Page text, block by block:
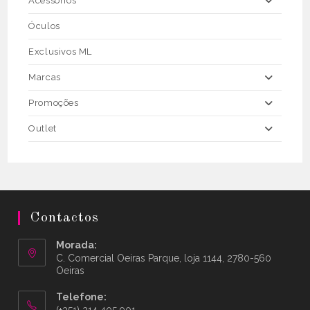
Óculos
Exclusivos ML
Marcas
Promoções
Outlet
Contactos
Morada:
C. Comercial Oeiras Parque, loja 1144, 2780-560
Oeiras
Telefone: